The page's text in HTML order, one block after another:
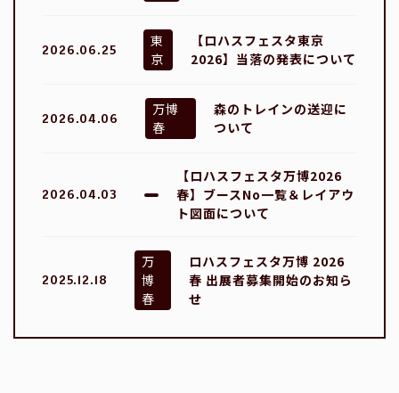
2026.06.25
東
京
【ロハスフェスタ東京
2026】当落の発表について
2026.04.06
万博
春
森のトレインの送迎に
ついて
2026.04.03
【ロハスフェスタ万博2026
春】ブースNo一覧＆レイアウ
ト図面について
2025.12.18
万
博
春
ロハスフェスタ万博 2026
春 出展者募集開始のお知ら
せ